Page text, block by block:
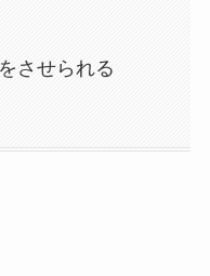
させられる